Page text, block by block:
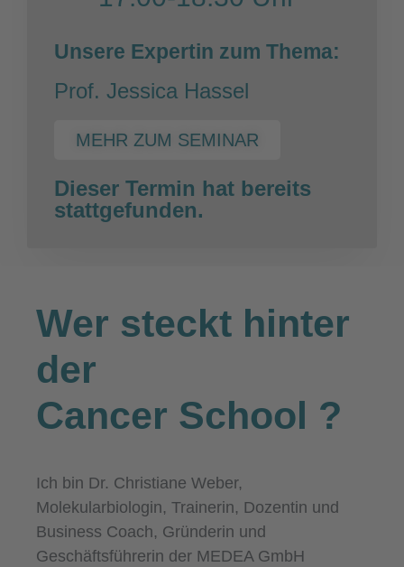
Unsere Expertin zum Thema:
Prof. Jessica Hassel
MEHR ZUM SEMINAR
Dieser Termin hat bereits
stattgefunden.
Wer steckt hinter
der
Cancer School ?
Ich bin Dr. Christiane Weber,
Molekularbiologin, Trainerin, Dozentin und
Business Coach, Gründerin und
Geschäftsführerin der MEDEA GmbH